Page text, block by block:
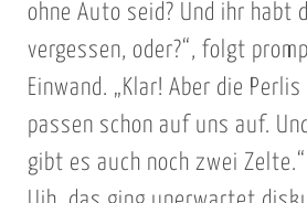
ohne Auto seid? Und ihr habt
vergessen, oder?“, folgt
Einwand. „Klar! Aber die
passen schon auf uns auf.
gibt es auch noch zwei